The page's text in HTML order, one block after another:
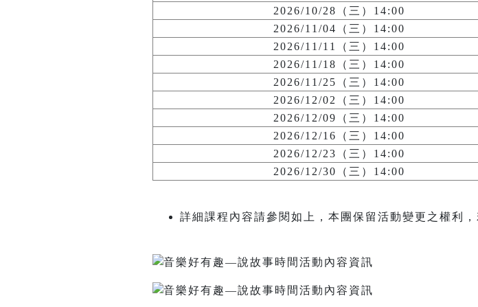
2026/10/28（三）14:00
2026/11/04（三）14:00
2026/11/11（三）14:00
2026/11/18（三）14:00
2026/11/25（三）14:00
2026/12/02（三）14:00
2026/12/09（三）14:00
2026/12/16（三）14:00
2026/12/23（三）14:00
2026/12/30（三）14:00
詳細課程內容請參閱如上，本團保留活動變更之權利